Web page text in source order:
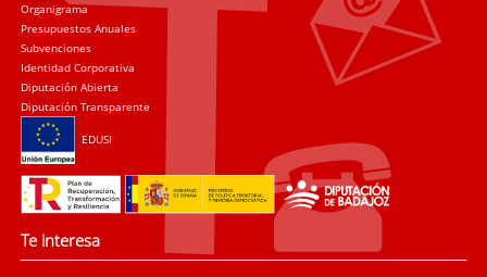
Organigrama
Presupuestos Anuales
Subvenciones
Identidad Corporativa
Diputación Abierta
Diputación Transparente
EDUSI
Te interesa